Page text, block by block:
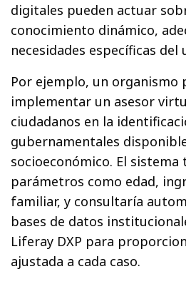
digitales pueden actuar
conocimiento dinámico,
necesidades específicas del
Por ejemplo, un organismo
implementar un asesor
ciudadanos en la
gubernamentales
socioeconómico. El
parámetros como edad,
familiar, y consultaría
bases de datos
Liferay DXP para
ajustada a cada caso.